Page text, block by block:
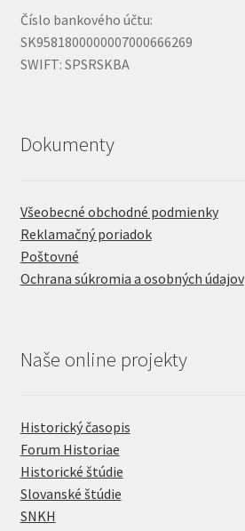
Číslo bankového účtu:
SK9581800000007000666269
SWIFT: SPSRSKBA
Dokumenty
Všeobecné obchodné podmienky
Reklamačný poriadok
Poštovné
Ochrana súkromia a osobných údajov
Naše online projekty
Historický časopis
Forum Historiae
Historické štúdie
Slovanské štúdie
SNKH